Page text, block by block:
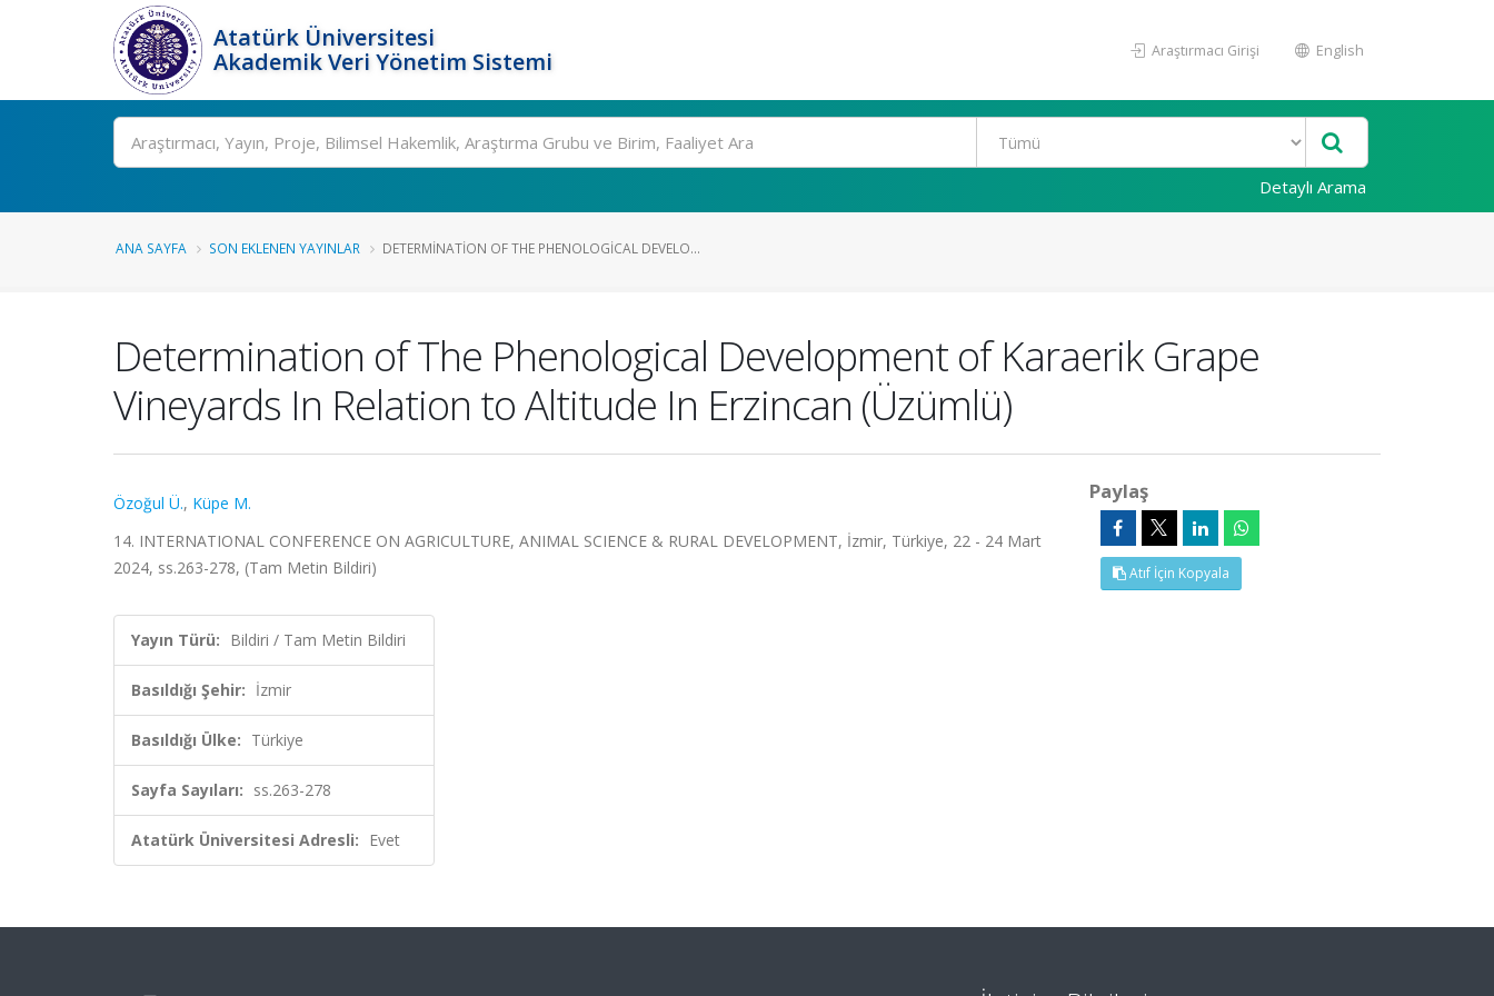
Atatürk Üniversitesi
Akademik Veri Yönetim Sistemi
Araştırmacı Girişi English
Ara
Detaylı Arama
ANA SAYFA SON EKLENEN YAYINLAR DETERMINATION OF THE PHENOLOGICAL DEVELO...
Determination of The Phenological Development of Karaerik Grape
Vineyards In Relation to Altitude In Erzincan (Üzümlü)
Özoğul Ü., Küpe M.
14. INTERNATIONAL CONFERENCE ON AGRICULTURE, ANIMAL SCIENCE & RURAL DEVELOPMENT, İzmir, Türkiye, 22 - 24 Mart
2024, ss.263-278, (Tam Metin Bildiri)
Yayın Türü: Bildiri / Tam Metin Bildiri
Basıldığı Şehir: İzmir
Basıldığı Ülke: Türkiye
Sayfa Sayıları: ss.263-278
Atatürk Üniversitesi Adresli: Evet
Paylaş
Atıf İçin Kopyala